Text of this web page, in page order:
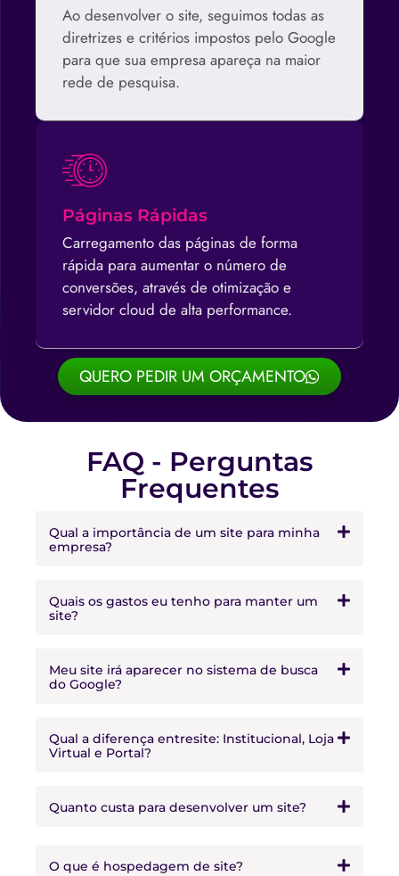
Ao desenvolver o site, seguimos todas as
diretrizes e critérios impostos pelo Google
para que sua empresa apareça na maior
rede de pesquisa.
Páginas Rápidas
Carregamento das páginas de forma
rápida para aumentar o número de
conversões, através de otimização e
servidor cloud de alta performance.
QUERO PEDIR UM ORÇAMENTO
FAQ - Perguntas
Frequentes
Qual a importância de um site para minha
empresa?
Quais os gastos eu tenho para manter um
site?
Meu site irá aparecer no sistema de busca
do Google?
Qual a diferença entresite: Institucional, Loja
Virtual e Portal?
Quanto custa para desenvolver um site?
O que é hospedagem de site?